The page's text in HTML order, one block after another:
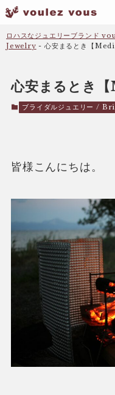
ロハスなジュエリーブランド
Jewelry -心安まるとき【
心安まるとき
ブライダルジュエリー /
皆様こんにちは。